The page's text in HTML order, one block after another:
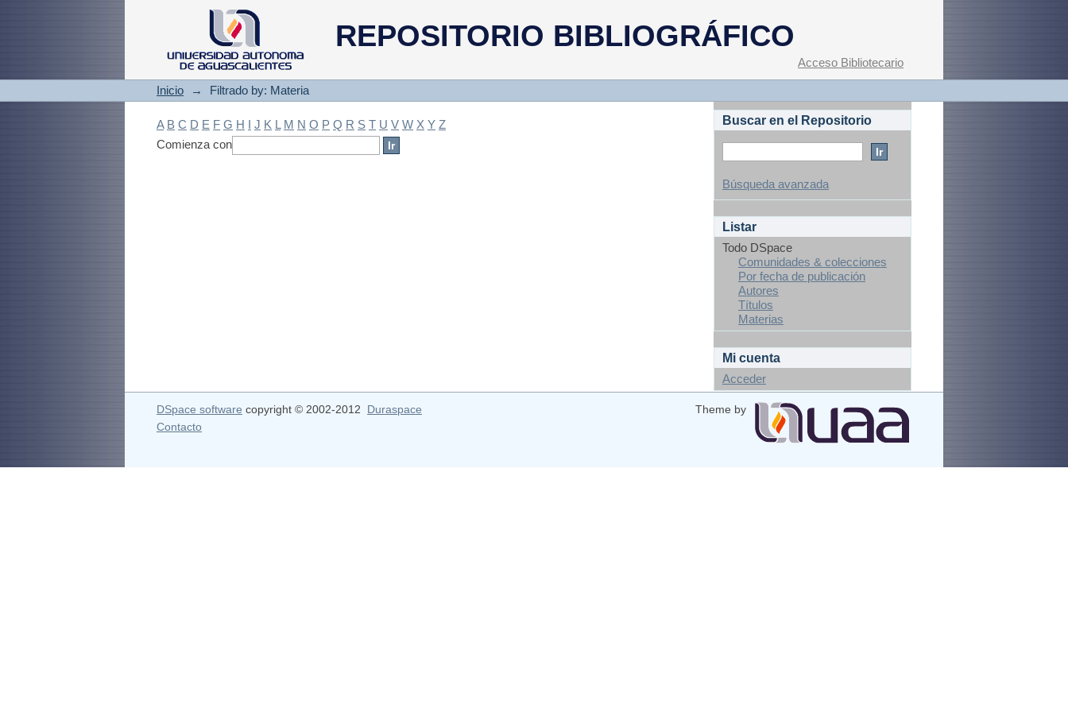
REPOSITORIO BIBLIOGRÁFICO
Filtrado by: Materia
Acceso Bibliotecario
Inicio → Filtrado by: Materia
A B C D E F G H I J K L M N O P Q R S T U V W X Y Z
Comienza con
Buscar en el Repositorio
Búsqueda avanzada
Listar
Todo DSpace
Comunidades & colecciones
Por fecha de publicación
Autores
Títulos
Materias
Mi cuenta
Acceder
DSpace software copyright © 2002-2012 Duraspace
Theme by
Contacto